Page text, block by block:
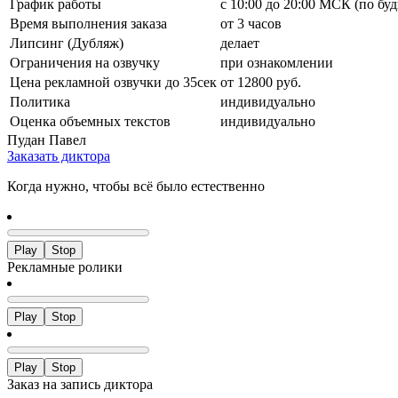
График работы
с 10:00 до 20:00 МСК (по
Время выполнения заказа
от 3 часов
Липсинг (Дубляж)
делает
Ограничения на озвучку
при ознакомлении
Цена рекламной озвучки до 35сек от 12800 руб.
Политика
индивидуально
Оценка объемных текстов
индивидуально
Пудан Павел
Заказать диктора
Когда нужно, чтобы всё было естественно
Play Stop
Рекламные ролики
Play Stop
Play Stop
Заказ на запись диктора